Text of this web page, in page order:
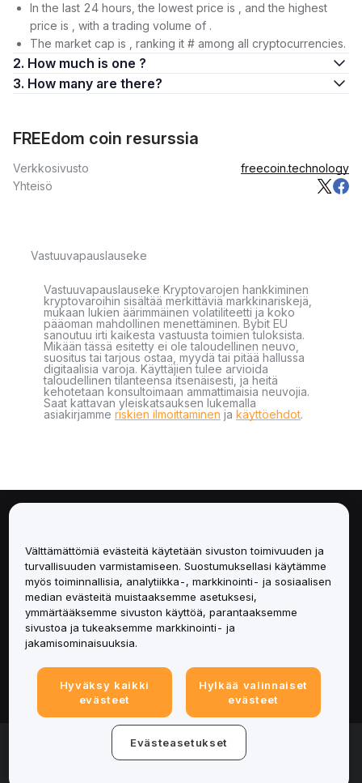
In the last 24 hours, the lowest price is , and the highest
price is , with a trading volume of .
The market cap is , ranking it # among all cryptocurrencies.
2. How much is one ?
3. How many are there?
FREEdom coin resurssia
Verkkosivusto
freecoin.technology
Yhteisö
Vastuuvapauslauseke
Vastuuvapauslauseke Kryptovarojen hankkiminen
kryptovaroihin sisältää merkittäviä markkinariskejä,
mukaan lukien äärimmäinen volatiliteetti ja koko
pääoman mahdollinen menettäminen. Bybit EU
sanoutuu irti kaikesta vastuusta toimien tuloksista.
Mikään tässä esitetty ei ole taloudellinen neuvo,
suositus tai tarjous ostaa, myydä tai pitää hallussa
digitaalisia varoja. Käyttäjien tulee arvioida
taloudellinen tilanteensa itsenäisesti, ja heitä
kehotetaan konsultoimaan ammattimaisia neuvojia.
Saat kattavan yleiskatsauksen lukemalla
asiakirjamme riskien ilmoittaminen ja käyttöehdot.
Palvelut
Tuki
Tuotteet
Lakiasiat
© 2025-2026 Bybit.eu. All rights reserved.
Välttämättömiä evästeitä käytetään sivuston toimivuuden ja
turvallisuuden varmistamiseen. Suostumuksellasi käytämme
myös toiminnallisia, analytiikka-, markkinointi- ja sosiaalisen
median evästeitä muistaaksemme asetuksesi,
ymmärtääksemme sivuston käyttöä, parantaaksemme
sivustoa ja tukeaksemme markkinointi- ja
jakamisominaisuuksia.
Hyväksy kaikki
evästeet
Hylkää valinnaiset
evästeet
Evästeasetukset